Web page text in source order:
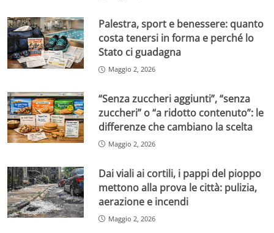
Palestra, sport e benessere: quanto
costa tenersi in forma e perché lo
Stato ci guadagna
Maggio 2, 2026
“Senza zuccheri aggiunti”, “senza
zuccheri” o “a ridotto contenuto”: le
differenze che cambiano la scelta
Maggio 2, 2026
Dai viali ai cortili, i pappi del pioppo
mettono alla prova le città: pulizia,
aerazione e incendi
Maggio 2, 2026